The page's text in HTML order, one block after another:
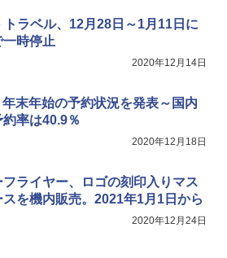
トラベル、12月28日～1月11日に
時停止
2020年12月14日
末年始の予約状況を発表～国内
率は40.9％
2020年12月18日
フライヤー、ロゴの刻印入りマス
スを機内販売。2021年1月1日から
2020年12月24日